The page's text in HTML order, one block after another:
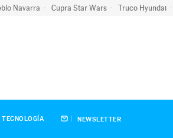
Navarra Cupra Star Wars Truco Hyundai
TECNOLOGÍA NEWSLETTER